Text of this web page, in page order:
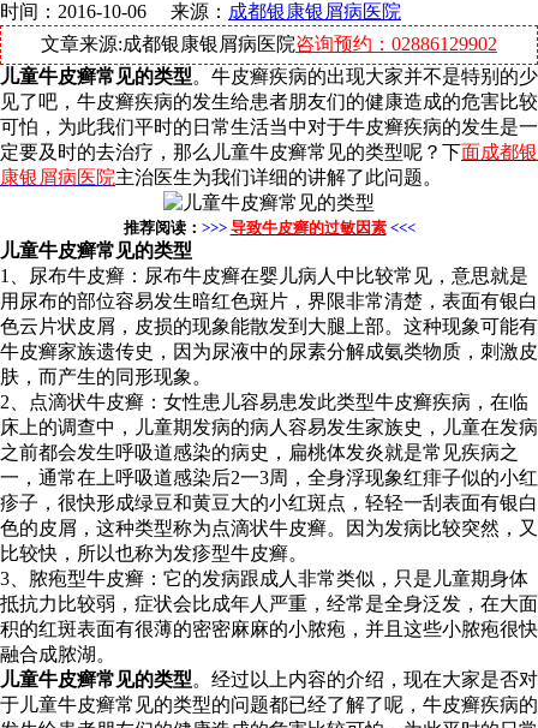
时间：2016-10-06 来源： 成都银康银屑病医院
文章来源:成都银康银屑病医院咨询预约：02886129902
儿童牛皮癣常见的类型。牛皮癣疾病的出现大家并不是特别的少
见了吧，牛皮癣疾病的发生给患者朋友们的健康造成的危害比较
可怕，为此我们平时的日常生活当中对于牛皮癣疾病的发生是一
定要及时的去治疗，那么儿童牛皮癣常见的类型呢？下面成都银
康银屑病医院主治医生为我们详细的讲解了此问题。
推荐阅读： >>> 导致牛皮癣的过敏因素 <<<
儿童牛皮癣常见的类型
1、尿布牛皮癣：尿布牛皮癣在婴儿病人中比较常见，意思就是
用尿布的部位容易发生暗红色斑片，界限非常清楚，表面有银白
色云片状皮屑，皮损的现象能散发到大腿上部。这种现象可能有
牛皮癣家族遗传史，因为尿液中的尿素分解成氨类物质，刺激皮
肤，而产生的同形现象。
2、点滴状牛皮癣：女性患儿容易患发此类型牛皮癣疾病，在临
床上的调查中，儿童期发病的病人容易发生家族史，儿童在发病
之前都会发生呼吸道感染的病史，扁桃体发炎就是常见疾病之
一，通常在上呼吸道感染后2一3周，全身浮现象红痱子似的小红
疹子，很快形成绿豆和黄豆大的小红斑点，轻轻一刮表面有银白
色的皮屑，这种类型称为点滴状牛皮癣。因为发病比较突然，又
比较快，所以也称为发疹型牛皮癣。
3、脓疱型牛皮癣：它的发病跟成人非常类似，只是儿童期身体
抵抗力比较弱，症状会比成年人严重，经常是全身泛发，在大面
积的红斑表面有很薄的密密麻麻的小脓疱，并且这些小脓疱很快
融合成脓湖。
儿童牛皮癣常见的类型。经过以上内容的介绍，现在大家是否对
于儿童牛皮癣常见的类型的问题都已经了解了呢，牛皮癣疾病的